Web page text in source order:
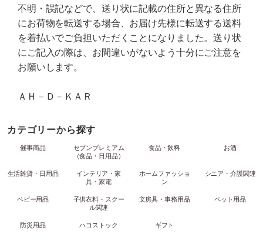
不明・誤記などで、送り状に記載の住所と異なる住所
にお荷物を転送する場合、お届け先様に転送する送料
を着払いでご負担いただくことになりました。送り状
にご記入の際は、お間違いがないよう十分にご注意を
お願いします。
ＡＨ－Ｄ－ＫＡＲ
カテゴリーから探す
催事商品
セブンプレミアム
（食品・日用品）
食品・飲料 お酒
生活雑貨・日用品
インテリア・家
具・家電
ホームファッショ
ン
シニア・介護関連
ベビー用品
子供衣料・スクー
ル関連
文房具・事務用品 ペット用品
防災用品 ハコストック ギフト